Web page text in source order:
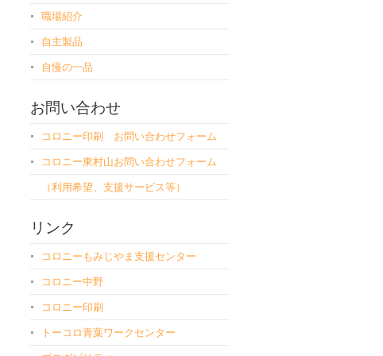
職場紹介
自主製品
自慢の一品
お問い合わせ
コロニー印刷 お問い合わせフォーム
コロニー東村山お問い合わせフォーム
（利用希望、支援サービス等）
リンク
コロニーもみじやま支援センター
コロニー中野
コロニー印刷
トーコロ青葉ワークセンター